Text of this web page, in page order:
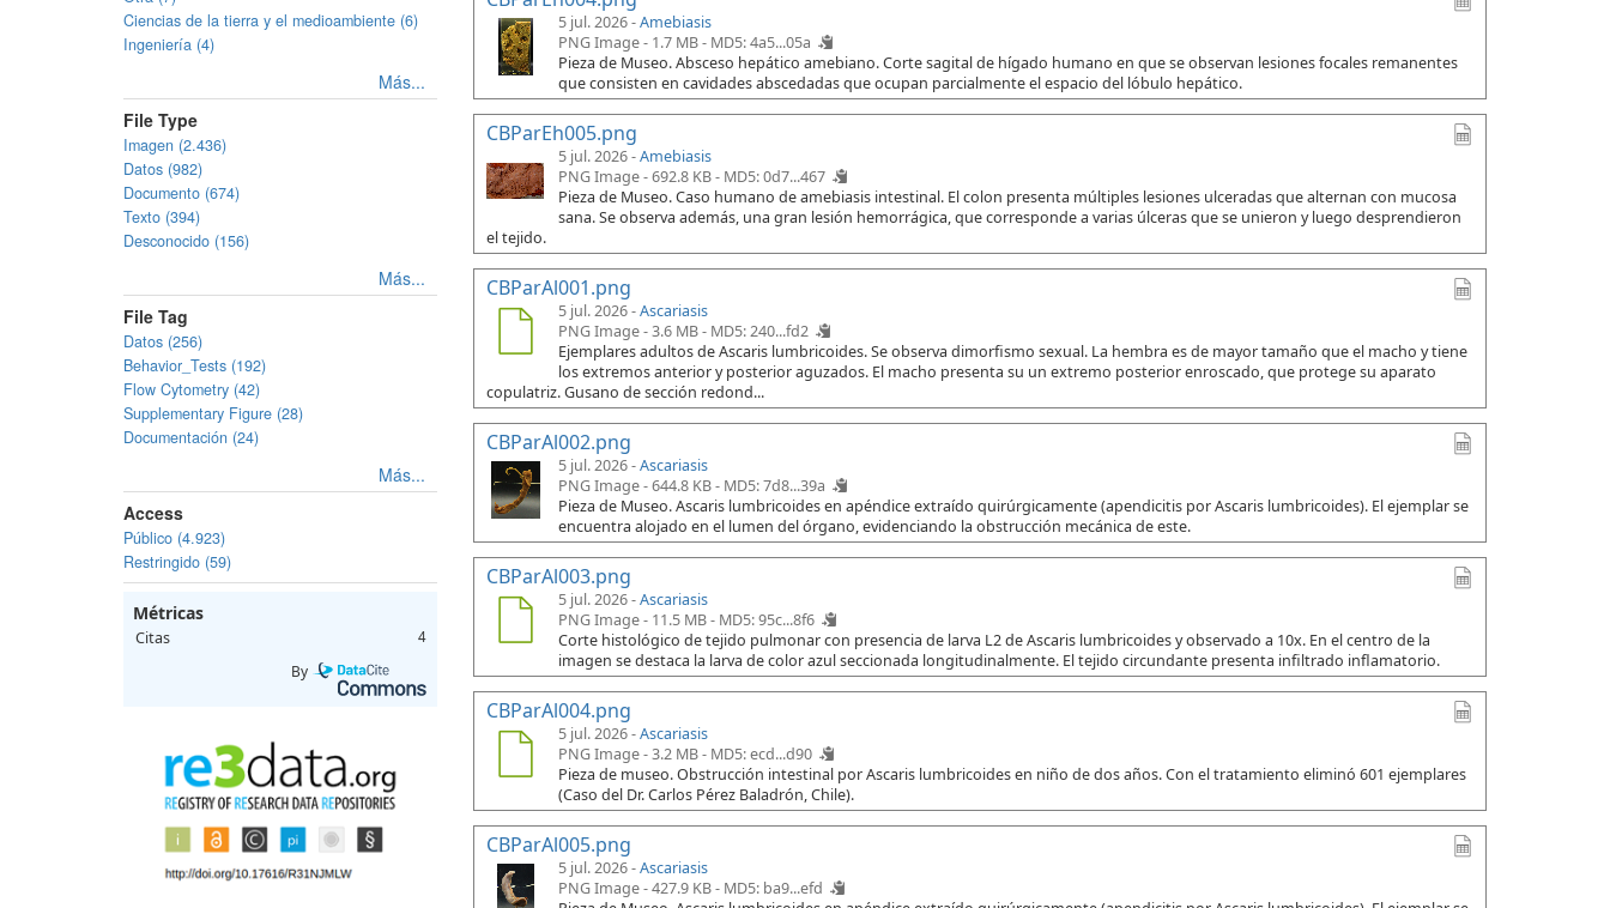
Ciencias de la tierra y el medioambiente (6)
Ingeniería (4)
Más...
File Type
Imagen (2.436)
Datos (982)
Documento (674)
Texto (394)
Desconocido (156)
Más...
File Tag
Datos (256)
Behavior_Tests (192)
Flow Cytometry (42)
Supplementary Figure (28)
Documentación (24)
Más...
Access
Público (4.923)
Restringido (59)
Métricas
Citas 4
By
5 jul. 2026 -Amebiasis
PNG Image - 1.7 MB - MD5: 4a5...05a
Pieza de Museo. Absceso hepático amebiano. Corte sagital de hígado humano en que se observan lesiones focales remanentes
que consisten en cavidades abscedadas que ocupan parcialmente el espacio del lóbulo hepático.
CBParEh005.png
5 jul. 2026 -Amebiasis
PNG Image - 692.8 KB - MD5: 0d7...467
Pieza de Museo. Caso humano de amebiasis intestinal. El colon presenta múltiples lesiones ulceradas que alternan con mucosa
sana. Se observa además, una gran lesión hemorrágica, que corresponde a varias úlceras que se unieron y luego desprendieron
el tejido.
CBParAl001.png
5 jul. 2026 -Ascariasis
PNG Image - 3.6 MB - MD5: 240...fd2
Ejemplares adultos de Ascaris lumbricoides. Se observa dimorfismo sexual. La hembra es de mayor tamaño que el macho y tiene
los extremos anterior y posterior aguzados. El macho presenta su un extremo posterior enroscado, que protege su aparato
copulatriz. Gusano de sección redond...
CBParAl002.png
5 jul. 2026 -Ascariasis
PNG Image - 644.8 KB - MD5: 7d8...39a
Pieza de Museo. Ascaris lumbricoides en apéndice extraído quirúrgicamente (apendicitis por Ascaris lumbricoides). El ejemplar se
encuentra alojado en el lumen del órgano, evidenciando la obstrucción mecánica de este.
CBParAl003.png
5 jul. 2026 -Ascariasis
PNG Image - 11.5 MB - MD5: 95c...8f6
Corte histológico de tejido pulmonar con presencia de larva L2 de Ascaris lumbricoides y observado a 10x. En el centro de la
imagen se destaca la larva de color azul seccionada longitudinalmente. El tejido circundante presenta infiltrado inflamatorio.
CBParAl004.png
5 jul. 2026 -Ascariasis
PNG Image - 3.2 MB - MD5: ecd...d90
Pieza de museo. Obstrucción intestinal por Ascaris lumbricoides en niño de dos años. Con el tratamiento eliminó 601 ejemplares
(Caso del Dr. Carlos Pérez Baladrón, Chile).
CBParAl005.png
5 jul. 2026 -Ascariasis
PNG Image - 427.9 KB - MD5: ba9...efd